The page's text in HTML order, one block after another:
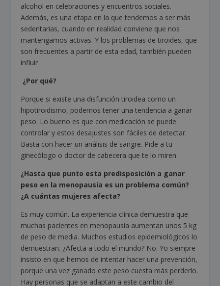
alcohol en celebraciones y encuentros sociales.
Además, es una etapa en la que tendemos a ser más
sedentarias, cuando en realidad conviene que nos
mantengamos activas. Y los problemas de tiroides, que
son frecuentes a partir de esta edad, también pueden
influir
¿Por qué?
Porque si existe una disfunción tiroidea como un
hipotiroidismo, podemos tener una tendencia a ganar
peso. Lo bueno es que con medicación se puede
controlar y estos desajustes son fáciles de detectar.
Basta con hacer un análisis de sangre. Pide a tu
ginecólogo o doctor de cabecera que te lo miren.
¿Hasta que punto esta predisposición a ganar
peso en la menopausia es un problema común?
¿A cuántas mujeres afecta?
Es muy común. La experiencia clínica demuestra que
muchas pacientes en menopausia aumentan unos 5 kg
de peso de media. Muchos estudios epidemiológicos lo
demuestran. ¿Afecta a todo el mundo? No. Yo siempre
insisto en que hemos de intentar hacer una prevención,
porque una vez ganado este peso cuesta más perderlo.
Hay personas que se adaptan a este cambio del